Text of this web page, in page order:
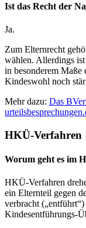
Ist das Recht der
Ja.
Zum Elternrecht
wählen. Allerdings ist
in besonderem Maße
Kindeswohl noch
Mehr dazu: Das
HKÜ-Verfahren
Worum geht es im
HKÜ-Verfahren
ein Elternteil gegen
verbracht
Kindesentführungs-